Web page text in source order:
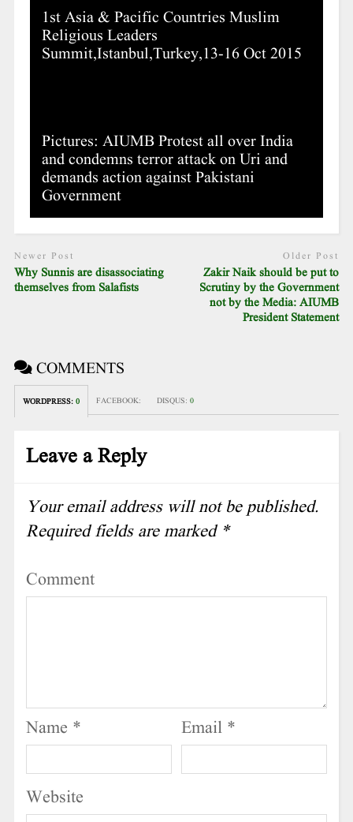
1st Asia & Pacific Countries Muslim
Religious Leaders
Summit,Istanbul,Turkey,13-16 Oct 2015
Pictures: AIUMB Protest all over India
and condemns terror attack on Uri and
demands action against Pakistani
Government
Newer Post
Why Sunnis are disassociating
themselves from Salafists
Older Post
Zakir Naik should be put to
Scrutiny by the Government
not by the Media: AIUMB
President Statement
COMMENTS
WORDPRESS: 0 FACEBOOK: DISQUS: 0
Leave a Reply
Your email address will not be published.
Required fields are marked *
Comment
Name * Email *
Website